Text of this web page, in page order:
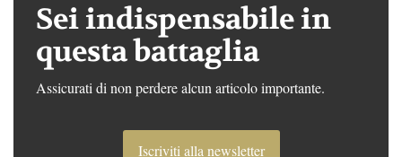
Sei indispensabile in
questa battaglia
Assicurati di non perdere alcun articolo importante.
Iscriviti alla newsletter